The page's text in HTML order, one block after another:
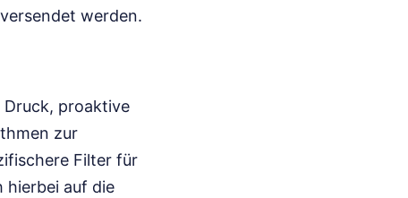
werden.
Druck, proaktive
zur
Filter für
hierbei auf die